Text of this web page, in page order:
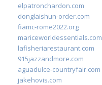
elpatronchardon.com
donglaishun-order.com
fiamc-rome2022.org
mariceworldessentials.com
lafisheriarestaurant.com
915jazzandmore.com
aguadulce-countryfair.com
jakehovis.com